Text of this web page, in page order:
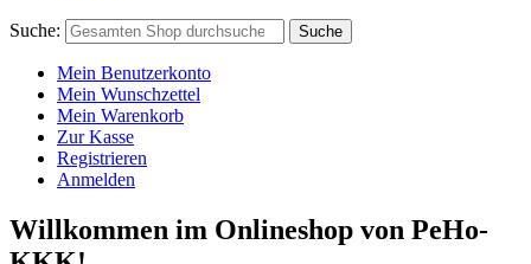
Suche: Suche
Mein Benutzerkonto
Mein Wunschzettel
Mein Warenkorb
Zur Kasse
Registrieren
Anmelden
Willkommen im Onlineshop von PeHo-